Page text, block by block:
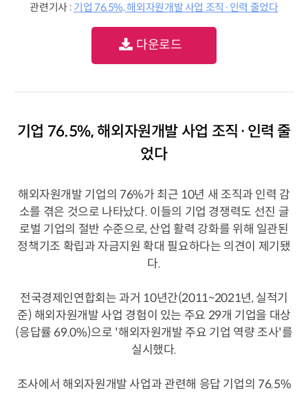
관련기사 : 기업 76.5%, 해외자원개발 사업 조직·인력 줄었다
다운로드
기업 76.5%, 해외자원개발 사업 조직·인력 줄
었다
해외자원개발 기업의 76%가 최근 10년 새 조직과 인력 감
소를 겪은 것으로 나타났다. 이들의 기업 경쟁력도 선진 글
로벌 기업의 절반 수준으로, 산업 활력 강화를 위해 일관된
정책기조 확립과 자금지원 확대 필요하다는 의견이 제기됐
다.
전국경제인연합회는 과거 10년간(2011~2021년, 실적기
준) 해외자원개발 사업 경험이 있는 주요 29개 기업을 대상
(응답률 69.0%)으로 '해외자원개발 주요 기업 역량 조사'를
실시했다.
조사에서 해외자원개발 사업과 관련해 응답 기업의 76.5%